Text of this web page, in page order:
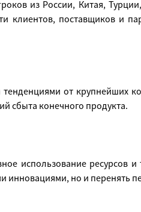
из России, Китая,
клиентов, поставщиков и
от крупнейших
сбыта конечного продукта.
использование ресурсов и
инновациями, но и перенять